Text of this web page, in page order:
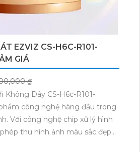
EZVIZ CS-H6C-R101-
GIÁ
₫
Không Dây CS-H6c-R101-
công nghệ hàng đầu trong
Với công nghệ chip xử lý hình
thu hình ảnh màu sắc đẹp